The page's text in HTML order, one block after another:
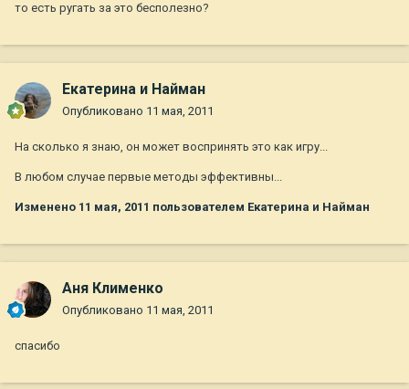
то есть ругать за это бесполезно?
Екатерина и Найман
Опубликовано 11 мая, 2011
На сколько я знаю, он может воспринять это как игру...
В любом случае первые методы эффективны...
Изменено 11 мая, 2011 пользователем Екатерина и Найман
Аня Клименко
Опубликовано 11 мая, 2011
спасибо